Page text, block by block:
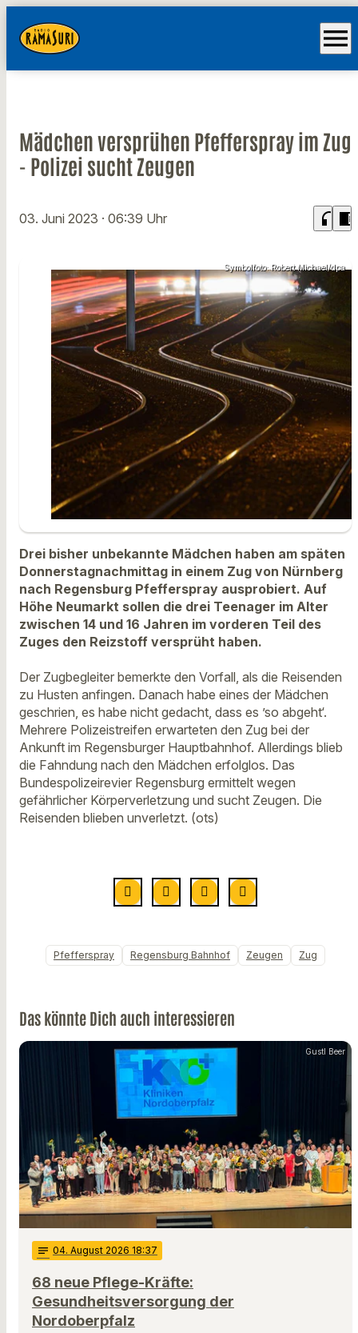
menu
Mädchen versprühen Pfefferspray im Zug
- Polizei sucht Zeugen
03. Juni 2023 · 06:39 Uhr headphones chrome_reader_mode
Symbolfoto: Robert Michael/dpa
Drei bisher unbekannte Mädchen haben am späten
Donnerstagnachmittag in einem Zug von Nürnberg
nach Regensburg Pfefferspray ausprobiert. Auf
Höhe Neumarkt sollen die drei Teenager im Alter
zwischen 14 und 16 Jahren im vorderen Teil des
Zuges den Reizstoff versprüht haben.
Der Zugbegleiter bemerkte den Vorfall, als die Reisenden
zu Husten anfingen. Danach habe eines der Mädchen
geschrien, es habe nicht gedacht, dass es ’so abgeht‘.
Mehrere Polizeistreifen erwarteten den Zug bei der
Ankunft im Regensburger Hauptbahnhof. Allerdings blieb
die Fahndung nach den Mädchen erfolglos. Das
Bundespolizeirevier Regensburg ermittelt wegen
gefährlicher Körperverletzung und sucht Zeugen. Die
Reisenden blieben unverletzt. (ots)
Pfefferspray Regensburg Bahnhof Zeugen Zug
Das könnte Dich auch interessieren
Gustl Beer
notes 04. August 2026 18:37
68 neue Pflege-Kräfte:
Gesundheitsversorgung der
Nordoberpfalz